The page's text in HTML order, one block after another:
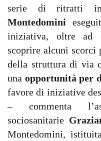
serie di ritratti
Montedomini
iniziativa, oltre ad
scoprire alcuni scorci
della struttura di via
una opportunità per
favore di iniziative
– commenta
sociosanitarie
Montedomini,